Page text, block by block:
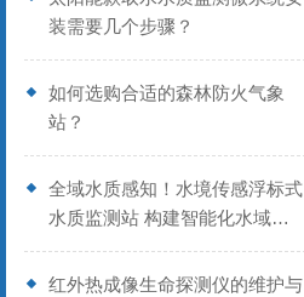
装需要几个步骤？
如何选购合适的森林防火气象
站？
全域水质感知！水境传感浮标式
水质监测站 构建智能化水域监
测体系
红外热成像生命探测仪的维护与